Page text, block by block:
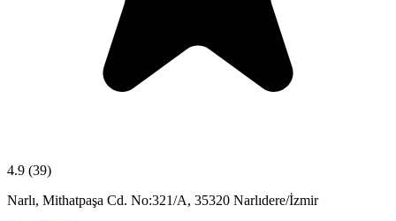
4.9 (39)
Narlı, Mithatpaşa Cd. No:321/A, 35320 Narlıdere/İzmir